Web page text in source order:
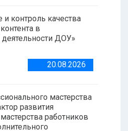
контроль качества
в
ДОУ»
20.08.2026
мастерства
развития
работников